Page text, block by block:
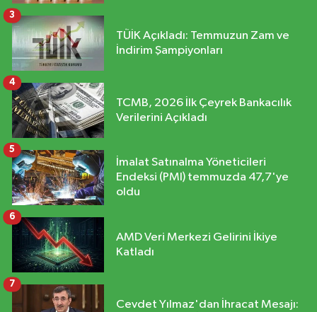
TÜİK Açıkladı: Temmuzun Zam ve
İndirim Şampiyonları
3
TCMB, 2026 İlk Çeyrek Bankacılık
Verilerini Açıkladı
4
İmalat Satınalma Yöneticileri
Endeksi (PMI) temmuzda 47,7'ye
oldu
5
AMD Veri Merkezi Gelirini İkiye
Katladı
6
Cevdet Yılmaz'dan İhracat Mesajı:
7